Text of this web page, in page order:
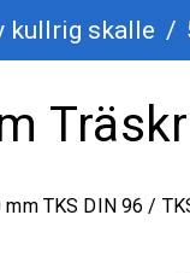
kullrig skalle /
TKS DIN 96 /